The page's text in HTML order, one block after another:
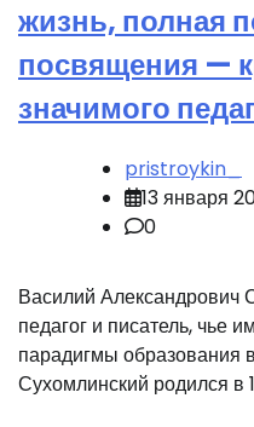
жизнь, полная
посвящения —
значимого
pristroykin_
13 января
0
Василий
педагог и писатель, чье
парадигмы образования
Сухомлинский родился в